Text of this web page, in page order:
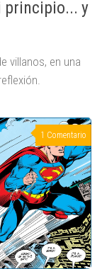
principio... y
villanos, en una
1 Comentario